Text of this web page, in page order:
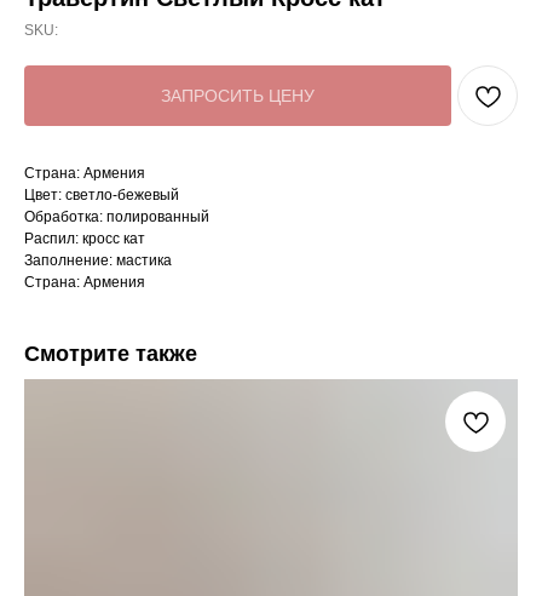
SKU:
ЗАПРОСИТЬ ЦЕНУ
Страна: Армения
Цвет: светло-бежевый
Обработка: полированный
Распил: кросс кат
Заполнение: мастика
Страна: Армения
Смотрите также